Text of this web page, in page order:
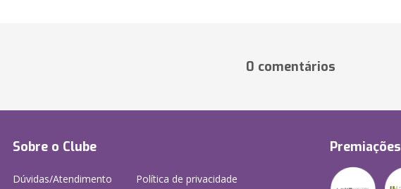
0 comentários
Sobre o Clube
Dúvidas/Atendimento
Política de privacidade
Premiações